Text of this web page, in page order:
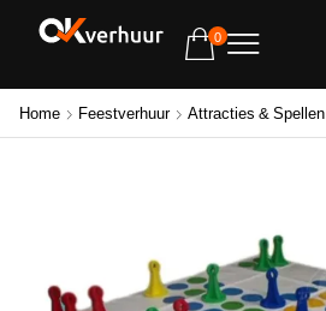
0
Home Feestverhuur Attracties & Spellen